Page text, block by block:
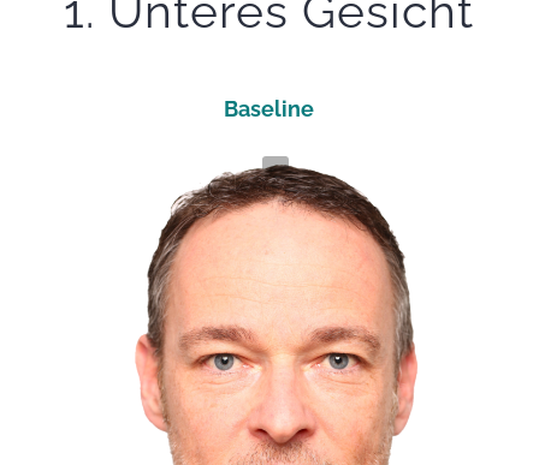
1. Unteres Gesicht
Baseline